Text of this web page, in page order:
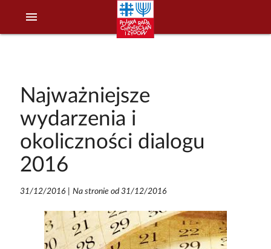
menu
Najważniejsze
wydarzenia i
okoliczności dialogu
2016
31/12/2016| Na stronie od 31/12/2016